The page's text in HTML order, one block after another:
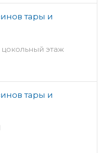
тары и
цокольный этаж
тары и